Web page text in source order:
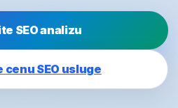
SEO analizu
SEO usluge